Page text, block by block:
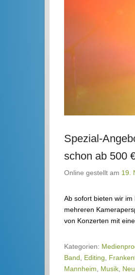
Spezial-
schon ab 500
Online gestellt am 19.
Ab sofort bieten wir
mehreren
von Konzerten mit
Kategorien:
Band
Editing
Mannheim
Musik